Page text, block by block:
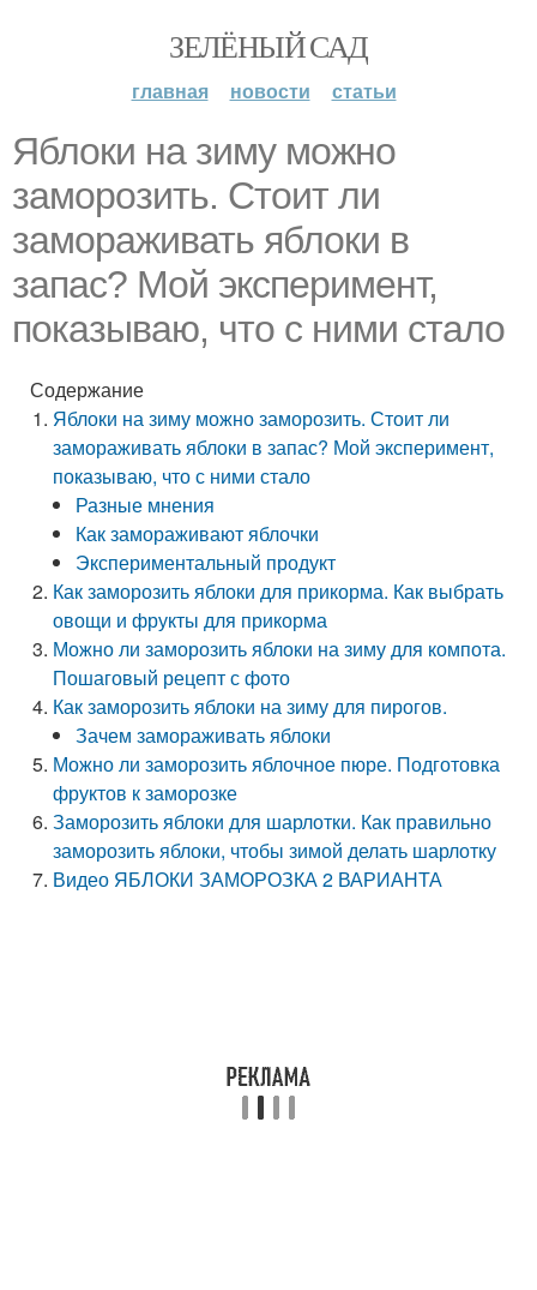
ЗЕЛЁНЫЙ САД
главная новости статьи
Яблоки на зиму можно
заморозить. Стоит ли
замораживать яблоки в
запас? Мой эксперимент,
показываю, что с ними стало
Содержание
Яблоки на зиму можно заморозить. Стоит ли
замораживать яблоки в запас? Мой эксперимент,
показываю, что с ними стало
Разные мнения
Как замораживают яблочки
Экспериментальный продукт
Как заморозить яблоки для прикорма. Как выбрать
овощи и фрукты для прикорма
Можно ли заморозить яблоки на зиму для компота.
Пошаговый рецепт с фото
Как заморозить яблоки на зиму для пирогов.
Зачем замораживать яблоки
Можно ли заморозить яблочное пюре. Подготовка
фруктов к заморозке
Заморозить яблоки для шарлотки. Как правильно
заморозить яблоки, чтобы зимой делать шарлотку
Видео ЯБЛОКИ ЗАМОРОЗКА 2 ВАРИАНТА